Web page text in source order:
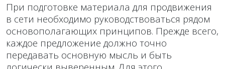
При подготовке материала для продвижения
в сети необходимо руководствоваться рядом
основополагающих принципов. Прежде всего,
каждое предложение должно точно
передавать основную мысль и быть